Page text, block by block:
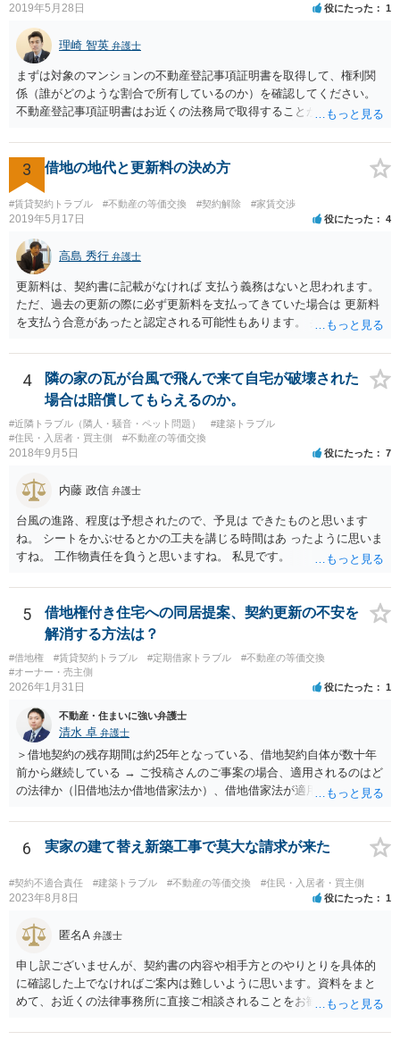
による解決の場合も、ご事案に応じて分割の仕方などバリエーション
がいくつかあるため、一度、弁護士に直接相談し、アドバイスを受け
てみることもご検討下さい。
2019年5月28日 役にたった 1
理崎 智英 弁護士
まずは対象のマンションの不動産登記事項証明書を取得して、権利関
係（誰がどのような割合で所有しているのか）を確認してください。
不動産登記事項証明書はお近くの法務局で取得することが出来ます。
てたつをさんは権利をもっているので、相続分に応じた賃料収入をも
らう権利があります。
3 借地の地代と更新料の決め方
#賃貸契約トラブル #不動産の等価交換 #契約解除 #家賃交渉
2019年5月17日 役にたった 4
高島 秀行 弁護士
更新料は、契約書に記載がなければ 支払う義務はないと思われます。
ただ、過去の更新の際に必ず更新料を支払ってきていた場合は 更新料
を支払う合意があったと認定される可能性もあります。 弁護士に面談
4
隣の家の瓦が台風で飛んで来て自宅が破壊された
場合は賠償してもらえるのか。
#近隣トラブル（隣人・騒音・ペット問題）
#建築トラブル
#住民・入居者・買主側
#不動産の等価交換
2018年9月5日 役にたった 7
内藤 政信 弁護士
台風の進路、程度は予想されたので、予見は できたものと思います
ね。 シートをかぶせるとかの工夫を講じる時間はあ ったように思いま
すね。 工作物責任を負うと思いますね。 私見です。
5
借地権付き住宅への同居提案、契約更新の不安を
解消する方法は？
#借地権 #賃貸契約トラブル #定期借家トラブル
#不動産の等価交換
#オーナー・売主側
2026年1月31日 役にたった 1
不動産・住まいに強い弁護士
清水 卓 弁護士
＞借地契約の残存期間は約25年となっている、借地契約自体が数十年
前から継続している → ご投稿さんのご事案の場合、適用されるのはど
の法律か（旧借地法か借地借家法か）、借地借家法が適用される場合
ないことを前提とする契約か、借地借家法の更新に関する規定の適用
のある契約か）等につき、まず、お父様が締結されている契約書の内
で、契約書の内容や適用される法律等に基づき、今後の対応を検討な
されるべきでしょう。 借地契約自体が数十年前から継続している等
時期によっては、借地借家法ではなく、旧借地法が適用されるご事案
で、平成４年７月３１日以前に締結された借地契約については、依然
として旧借地法が適用されます。 なお、適用される法律が旧借地
法、借地借家法のいずれであったとしても、家主側の更新拒絶には正
6 実家の建て替え新築工事で莫大な請求が来た
#契約不適合責任 #建築トラブル #不動産の等価交換 #住民・入居者・買主側
2023年8月8日 役にたった 1
匿名A 弁護士
申し訳ございませんが、契約書の内容や相手方とのやりとりを具体的
に確認した上でなければご案内は難しいように思います。資料をまと
めて、お近くの法律事務所に直接ご相談されることをお勧めいたしま